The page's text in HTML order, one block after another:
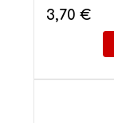
3,70 €